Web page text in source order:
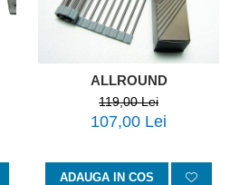
ALLROUND
119,00 Lei
107,00 Lei
ADAUGA IN COS